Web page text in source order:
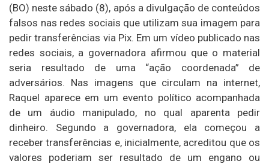
(BO) neste sábado (8), após a divulgação de conteúdos
falsos nas redes sociais que utilizam sua imagem para
pedir transferências via Pix. Em um vídeo publicado nas
redes sociais, a governadora afirmou que o material
seria resultado de uma “ação coordenada” de
adversários. Nas imagens que circulam na internet,
Raquel aparece em um evento político acompanhada
de um áudio manipulado, no qual aparenta pedir
dinheiro. Segundo a governadora, ela começou a
receber transferências e, inicialmente, acreditou que os
valores poderiam ser resultado de um engano ou